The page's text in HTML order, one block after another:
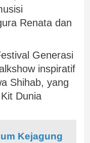
Renata dan
Generasi
inspiratif
Shihab, yang
Dunia
Kejagung